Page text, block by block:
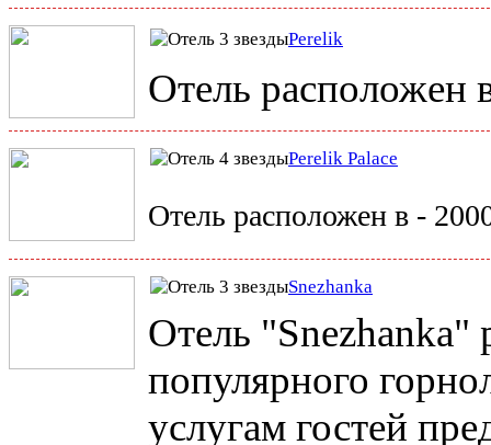
Perelik
Отель расположен
Perelik Palace
Отель расположен в -
Snezhanka
Отель "Snezhanka"
популярного
услугам гостей